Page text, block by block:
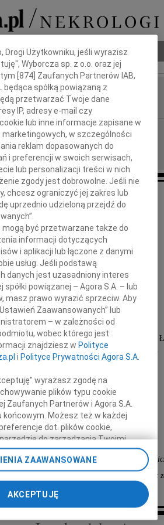
pogrzebowy
Małolepsza
16 kwietnia 2024 roku zmarła
Pani
inż.
Adela Małolepsza
pracownik Uniwersytetu Medycznego w
oraz Instytutu Centrum Zdrowia Matki Polki.
Łączymy się w żalu
z Jej Najbliższymi
Kliniki Endokrynologii i Chorób
Centrum Zdrowia Matki Polki w Łodzi wraz z
Drogi Użytkowniku, jeśli wyrazisz
Wyborcza sp. z o.o. oraz jej
[874 ] Zaufanych Partnerów IAB,
będąca spółką powiązaną z
przetwarzać Twoje dane
IP, adresy e-mail czy
lub inne informacje zapisane w
marketingowych, w szczególności
reklam dopasowanych do
i preferencji w swoich serwisach,
lub personalizacji treści w nich
zgody jest dobrowolne. Jeśli nie
chcesz ograniczyć jej zakres lub
uprzednio udzieloną przejdź do
mogą być przetwarzane także do
informacji dotyczących
i aplikacji lub łączone z danymi
usług. Jeśli podstawą
danych jest uzasadniony interes
spółki powiązanej – Agora S.A. – lub
masz prawo wyrazić sprzeciw. Aby
Zaawansowanych” lub
– w zależności od
wobec którego jest
znajdziesz w Polityce
i Polityce Prywatności Agora S.A.
wyrażasz zgodę na
plików typu cookie
Zaufanych Partnerów i Agora S.A.
końcowym. Możesz też w każdej
dot. plików cookie,
do zarządzania Twoimi
danych poprzez
prywatności” w stopce serwisu i
„Ustawienia zaawansowane”.
cookie możliwa jest także za
i Agora S.A. możemy
ZAAWANSOWANE
AKCEPTUJĘ